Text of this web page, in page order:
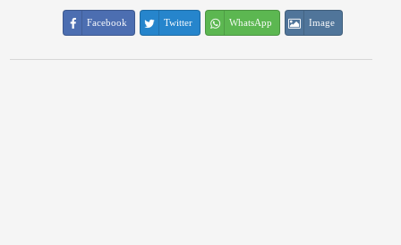
Facebook Twitter WhatsApp Image